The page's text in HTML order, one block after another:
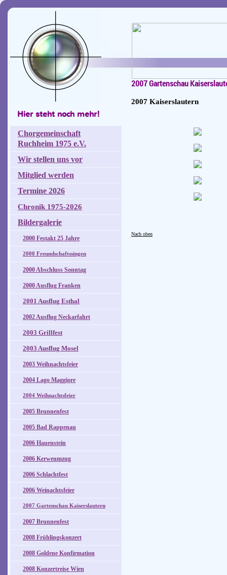
Hier steht noch mehr!
Chorgemeinschaft
Ruchheim 1975 e.V.
Wir stellen uns vor
Mitglied werden
Termine 2026
Chronik 1975-2026
Bildergalerie
2000 Festakt 25 Jahre
2000 Freundschaftssingen
2000 Abschluss Sonntag
2000 Ausflug Franken
2001 Ausflug Esthal
2002 Ausflug Neckarfahrt
2003 Grillfest
2003 Ausflug Mosel
2003 Weihnachtsfeier
2004 Lago Maggiore
2004 Weihnachtsfeier
2005 Brunnenfest
2005 Bad Rappenau
2006 Hauenstein
2006 Kerweumzug
2006 Schlachtfest
2006 Weinachtsfeier
2007 Gartenschau Kaiserslautern
2007 Brunnenfest
2008 Frühlingskonzert
2008 Goldene Konfirmation
2008 Konzertreise Wien
2007 Gartenschau
2007 Kaiserslautern
Nach oben